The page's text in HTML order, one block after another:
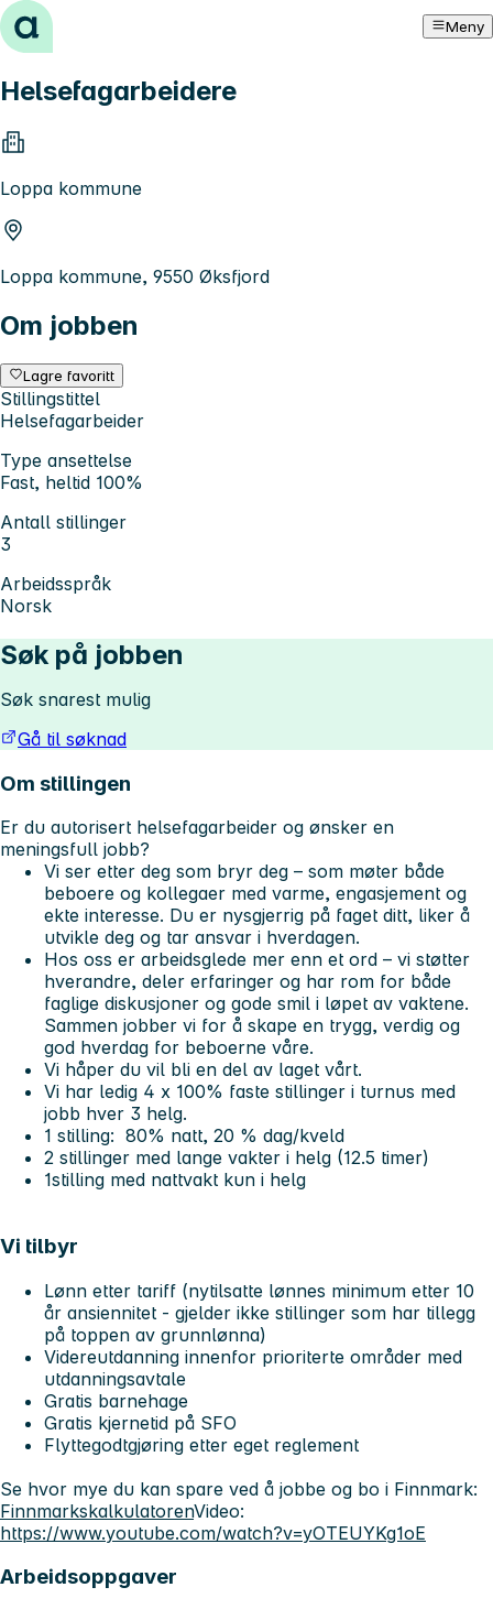
Hopp til innhold Meny
Helsefagarbeidere
Loppa kommune
Loppa kommune, 9550 Øksfjord
Om jobben
Lagre favoritt
Stillingstittel
Helsefagarbeider
Type ansettelse
Fast, heltid 100%
Antall stillinger
3
Arbeidsspråk
Norsk
Søk på jobben
Søk snarest mulig
Gå til søknad
Om stillingen
Er du autorisert helsefagarbeider og ønsker en
meningsfull jobb?
Vi ser etter deg som bryr deg – som møter både
beboere og kollegaer med varme, engasjement og
ekte interesse. Du er nysgjerrig på faget ditt, liker å
utvikle deg og tar ansvar i hverdagen.
Hos oss er arbeidsglede mer enn et ord – vi støtter
hverandre, deler erfaringer og har rom for både
faglige diskusjoner og gode smil i løpet av vaktene.
Sammen jobber vi for å skape en trygg, verdig og
god hverdag for beboerne våre.
Vi håper du vil bli en del av laget vårt.
Vi har ledig 4 x 100% faste stillinger i turnus med
jobb hver 3 helg.
1 stilling: 80% natt, 20 % dag/kveld
2 stillinger med lange vakter i helg (12.5 timer)
1stilling med nattvakt kun i helg
Vi tilbyr
Lønn etter tariff (nytilsatte lønnes minimum etter 10
år ansiennitet - gjelder ikke stillinger som har tillegg
på toppen av grunnlønna)
Videreutdanning innenfor prioriterte områder med
utdanningsavtale
Gratis barnehage
Gratis kjernetid på SFO
Flyttegodtgjøring etter eget reglement
Se hvor mye du kan spare ved å jobbe og bo i Finnmark:
FinnmarkskalkulatorenVideo:
https://www.youtube.com/watch?v=yOTEUYKg1oE
Arbeidsoppgaver